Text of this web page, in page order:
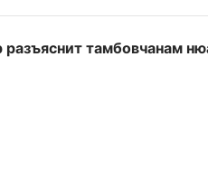
разъяснит тамбовчанам